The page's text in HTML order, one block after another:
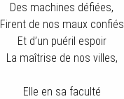
Des machines défiées,
Firent de nos maux confiés
Et d’un puéril espoir
La maîtrise de nos villes,
Elle en sa faculté